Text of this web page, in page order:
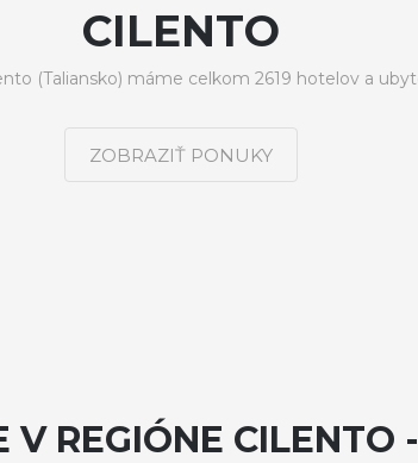
CILENTO
(Taliansko) máme celkom 2619 hotelov a
ZOBRAZIŤ PONUKY
REGIÓNE CILENTO